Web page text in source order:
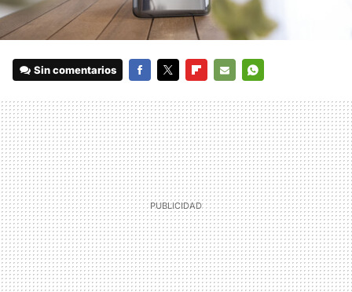
Sin comentarios
MAIL